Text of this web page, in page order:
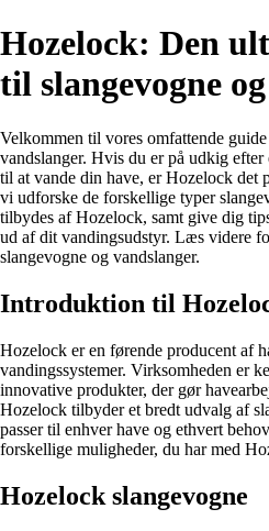
Hozelock: Den
til slangevogne
Velkommen til vores omfattende
vandslanger. Hvis du er på udkig
til at vande din have, er Hozelock det
vi udforske de forskellige typer
tilbydes af Hozelock, samt give dig
ud af dit vandingsudstyr. Læs videre
slangevogne og vandslanger.
Introduktion til
Hozelock er en førende producent af
vandingssystemer. Virksomheden er
innovative produkter, der gør
Hozelock tilbyder et bredt udvalg af
passer til enhver have og ethvert
forskellige muligheder, du har med
Hozelock slangevogne